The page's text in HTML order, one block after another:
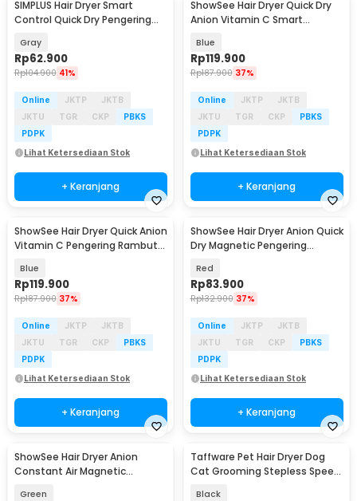
SIMPLUS Hair Dryer Smart
Control Quick Dry Pengering
Gray
Rp62.900
Rp104.900 41%
Online JKTP
JKTB
JKTU
TGR CKP
PBKS
PDPK
Lihat Ketersediaan Stok
+ Keranjang
ShowSee Hair Dryer Quick Dry
Anion Vitamin C Smart
Blue
Rp119.900
Rp187.900 37%
Online JKTP
JKTB
JKTU
TGR CKP
PBKS
PDPK
Lihat Ketersediaan Stok
+ Keranjang
ShowSee Hair Dryer Quick Anion
Vitamin C Pengering Rambut
Blue
Rp119.900
Rp187.900 37%
Online JKTP
JKTB
JKTU
TGR CKP
PBKS
PDPK
Lihat Ketersediaan Stok
+ Keranjang
ShowSee Hair Dryer Anion Quick
Dry Magnetic Pengering
Red
Rp83.900
Rp132.900 37%
Online JKTP
JKTB
JKTU
TGR CKP
PBKS
PDPK
Lihat Ketersediaan Stok
+ Keranjang
ShowSee Hair Dryer Anion
Constant Air Magnetic
Green
Taffware Pet Hair Dryer Dog
Cat Grooming Stepless Speed
Black